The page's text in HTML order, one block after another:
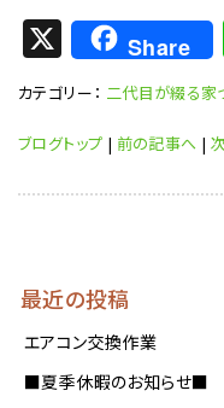
X Share
カテゴリー： 二代目が綴る家
ブログトップ | 前の記事へ |
最近の投稿
エアコン交換作業
■夏季休暇のお知らせ■